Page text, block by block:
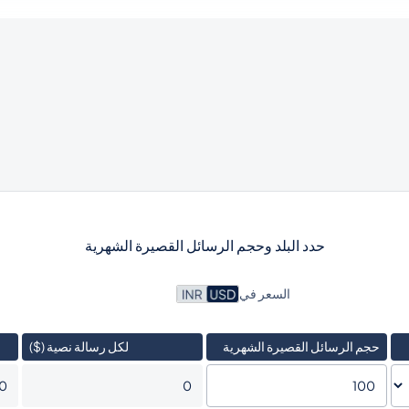
حدد البلد وحجم الرسائل القصيرة الشهرية
السعر في
حجم الرسائل القصيرة الشهرية لكل رسالة نصية ($
)